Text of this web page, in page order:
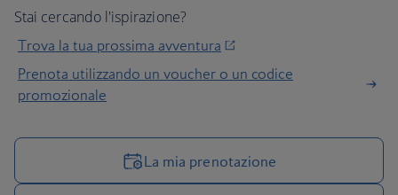
Stai cercando l'ispirazione?
Trova la tua prossima avventura
Prenota utilizzando un voucher o un codice
promozionale
La mia prenotazione